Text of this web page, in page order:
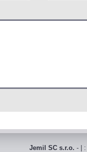
Jemil SC s.r.o. - |